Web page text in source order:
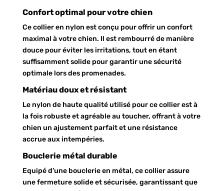
Confort optimal pour votre chien
Ce collier en nylon est conçu pour offrir un confort
maximal à votre chien. Il est rembourré de manière
douce pour éviter les irritations, tout en étant
suffisamment solide pour garantir une sécurité
optimale lors des promenades.
Matériau doux et résistant
Le nylon de haute qualité utilisé pour ce collier est à
la fois robuste et agréable au toucher, offrant à votre
chien un ajustement parfait et une résistance
accrue aux intempéries.
Bouclerie métal durable
Equipé d’une bouclerie en métal, ce collier assure
une fermeture solide et sécurisée, garantissant que